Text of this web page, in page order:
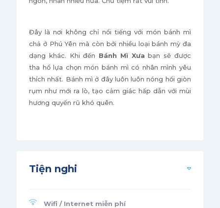
Đây là nơi không chỉ nổi tiếng với món bánh mì
chả ở Phú Yên mà còn bởi nhiều loại bánh mỳ đa
dạng khác. Khi đến Bánh Mì Xưa bạn sẽ được
tha hồ lựa chọn món bánh mì có nhân mình yêu
thích nhất. Bánh mì ở đây luôn luôn nóng hổi giòn
rụm như mới ra lò, tạo cảm giác hấp dẫn với mùi
hương quyến rũ khó quên.
Tiện nghi
Wifi / Internet miễn phí